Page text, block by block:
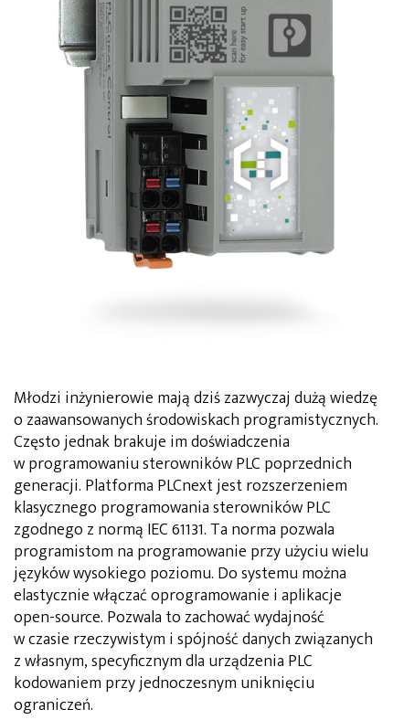
Młodzi inżynierowie mają dziś zazwyczaj dużą wiedzę
o zaawansowanych środowiskach programistycznych.
Często jednak brakuje im doświadczenia
w programowaniu sterowników PLC poprzednich
generacji. Platforma PLCnext jest rozszerzeniem
klasycznego programowania sterowników PLC
zgodnego z normą IEC 61131. Ta norma pozwala
programistom na programowanie przy użyciu wielu
języków wysokiego poziomu. Do systemu można
elastycznie włączać oprogramowanie i aplikacje
open-source. Pozwala to zachować wydajność
w czasie rzeczywistym i spójność danych związanych
z własnym, specyficznym dla urządzenia PLC
kodowaniem przy jednoczesnym uniknięciu
ograniczeń.